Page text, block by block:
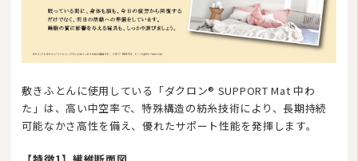
敷きふとんに使用している「ダクロン® SUPPORT Mat 中わ
た」は、高い中空率で、特殊構造の紡糸技術により、長期持続
可能なかさ高性を備え、優れたサポート性能を発揮します。